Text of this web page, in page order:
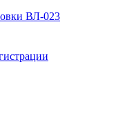
ВЛ-023